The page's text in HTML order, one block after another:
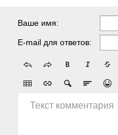
Ваше имя:
E-mail для ответов:
Текст комментария